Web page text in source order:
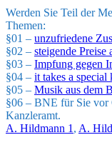
Werden Sie Teil der
Themen:
§01 – unzufriedene
§02 – steigende Preise
§03 – Impfung gegen
§04 – it takes a
§05 – Musik aus dem
§06 – BNE für Sie vor
Kanzleramt.
A. Hildmann 1, A.